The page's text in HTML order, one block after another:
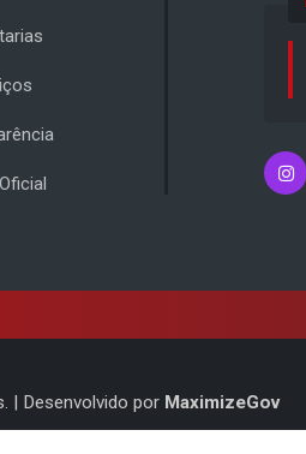
| Desenvolvido por MaximizeGov